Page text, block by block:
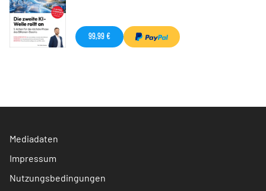
99,99 €
Mediadaten
Impressum
Nutzungsbedingungen